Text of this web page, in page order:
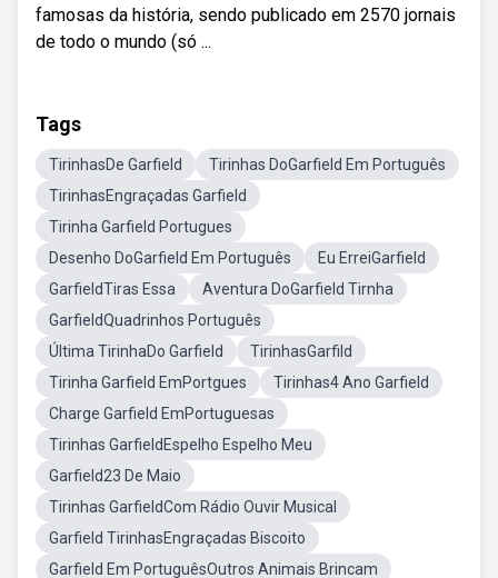
famosas da história, sendo publicado em 2570 jornais
de todo o mundo (só ...
Tags
TirinhasDe Garfield
Tirinhas DoGarfield Em Português
TirinhasEngraçadas Garfield
Tirinha Garfield Portugues
Desenho DoGarfield Em Português
Eu ErreiGarfield
GarfieldTiras Essa
Aventura DoGarfield Tirnha
GarfieldQuadrinhos Português
Última TirinhaDo Garfield
TirinhasGarfild
Tirinha Garfield EmPortgues
Tirinhas4 Ano Garfield
Charge Garfield EmPortuguesas
Tirinhas GarfieldEspelho Espelho Meu
Garfield23 De Maio
Tirinhas GarfieldCom Rádio Ouvir Musical
Garfield TirinhasEngraçadas Biscoito
Garfield Em PortuguêsOutros Animais Brincam